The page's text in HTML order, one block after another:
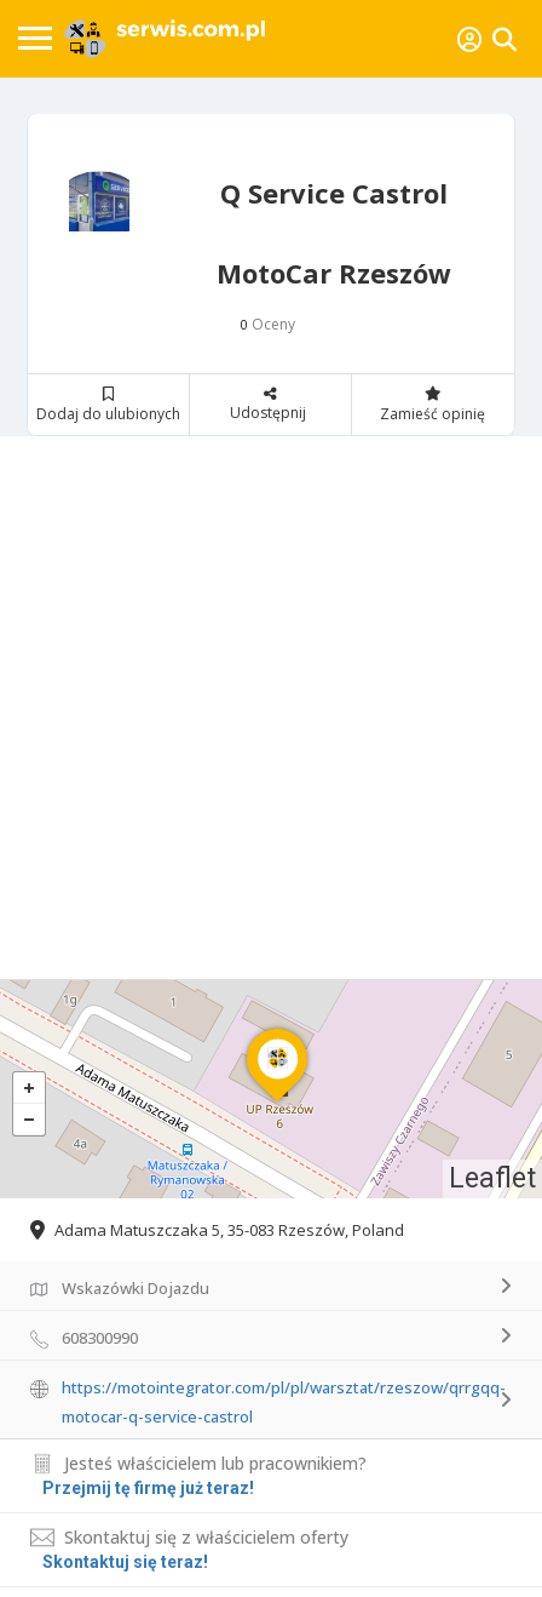
Q Service Castrol
MotoCar Rzeszów
0 Oceny
Dodaj do ulubionych Udostępnij Zamieść opinię
Leaflet
Adama Matuszczaka 5, 35-083 Rzeszów, Poland
Wskazówki Dojazdu
608300990
https://motointegrator.com/pl/pl/warsztat/rzeszow/qrrgqq-
motocar-q-service-castrol
Jesteś właścicielem lub pracownikiem?
Przejmij tę firmę już teraz!
Skontaktuj się z właścicielem oferty
Skontaktuj się teraz!